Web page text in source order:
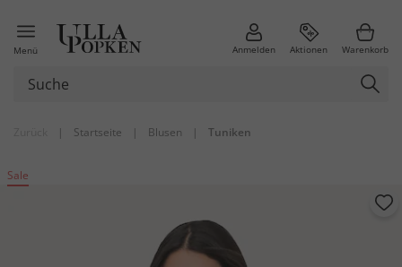
Menü Anmelden Aktionen Warenkorb
| Startseite | Blusen | Tuniken
Sale